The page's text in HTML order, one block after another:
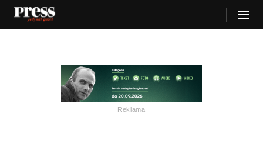
Reklama